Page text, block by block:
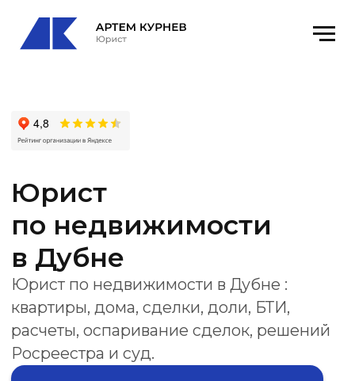
Юрист
в Дубне
Юрист по недвижимости в Дубне :
квартиры, дома, сделки, доли, БТИ,
расчеты, оспаривание сделок, решений
Росреестра и суд.
Получить консультацию